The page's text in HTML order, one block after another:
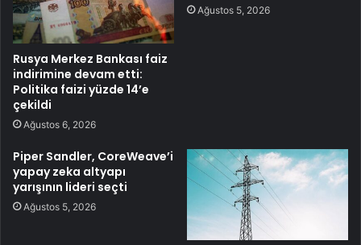
Rusya Merkez Bankası faiz
indirimine devam etti:
Politika faizi yüzde 14’e
çekildi
Ağustos 6, 2026
Ağustos 5, 2026
Piper Sandler, CoreWeave’i
yapay zeka altyapı
yarışının lideri seçti
Ağustos 5, 2026